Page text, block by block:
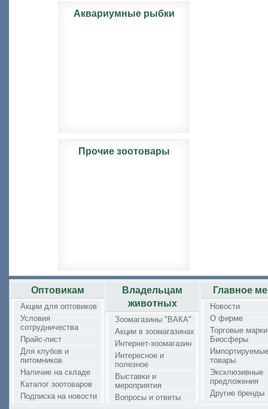
Аквариумные рыбки
Прочие зоотовары
Оптовикам
Акции для оптовиков
Условия
сотрудничества
Прайс-лист
Для клубов и
питомников
Наличие на складе
Каталог зоотоваров
Подписка на новости
Владельцам
животных
Зоомагазины "ВАКА"
Акции в зоомагазинах
Интернет-зоомагазин
Интересное и
полезное
Выставки и
мероприятия
Вопросы и ответы
Главное
Новости
О фирме
Торговые марки
Биосферы
Импортируемые
товары
Эксклюзивные
предложения
Другие бренды